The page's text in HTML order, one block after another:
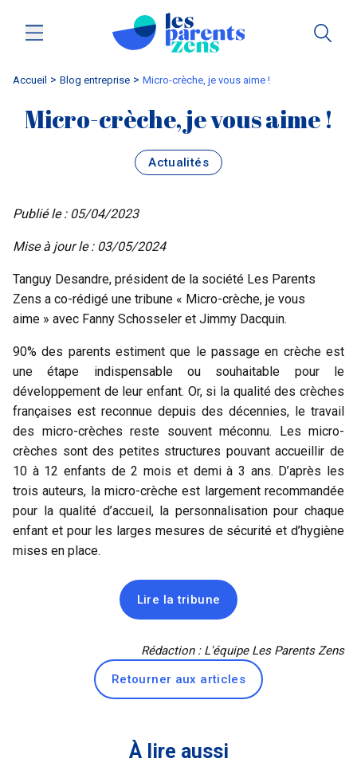
Accueil blog entreprise Micro-crèche, je vous aime !
Micro-crèche, je vous aime !
Actualités
Publié le : 05/04/2023
Mise à jour le : 03/05/2024
Tanguy Desandre, président de la société Les Parents
Zens a co-rédigé une tribune « Micro-crèche, je vous
aime » avec Fanny Schosseler et Jimmy Dacquin.
90% des parents estiment que le passage en crèche est
une étape indispensable ou souhaitable pour le
développement de leur enfant. Or, si la qualité des crèches
françaises est reconnue depuis des décennies, le travail
des micro-crèches reste souvent méconnu. Les micro-
crèches sont des petites structures pouvant accueillir de
10 à 12 enfants de 2 mois et demi à 3 ans. D’après les
trois auteurs, la micro-crèche est largement recommandée
pour la qualité d’accueil, la personnalisation pour chaque
enfant et pour les larges mesures de sécurité et d’hygiène
mises en place.
Lire la tribune
Rédaction : L'équipe Les Parents Zens
Retourner aux articles
À lire aussi